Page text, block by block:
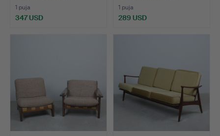
1 puja
347 USD
1 puja
289 USD